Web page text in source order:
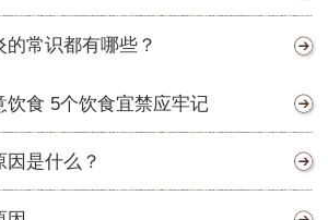
常识都有哪些？
饮食 5个饮食宜禁应牢记
因是什么？